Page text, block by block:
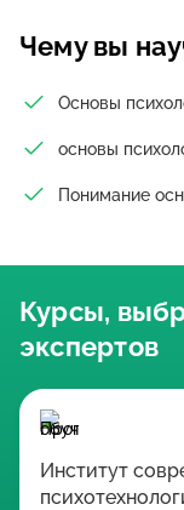
Чему вы
Основы
основы
Понимание
Курсы,
экспертов
Институт